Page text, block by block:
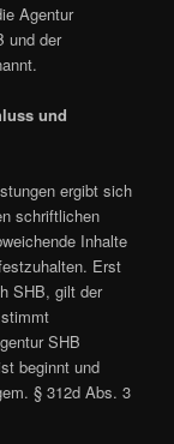
Agentur
und der
und
ergibt sich
schriftlichen
Inhalte
Erst
SHB, gilt der
SHB
beginnt und
§ 312d Abs. 3